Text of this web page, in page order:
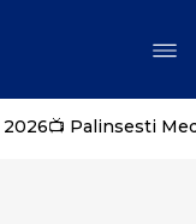
2026📺 Palinsesti